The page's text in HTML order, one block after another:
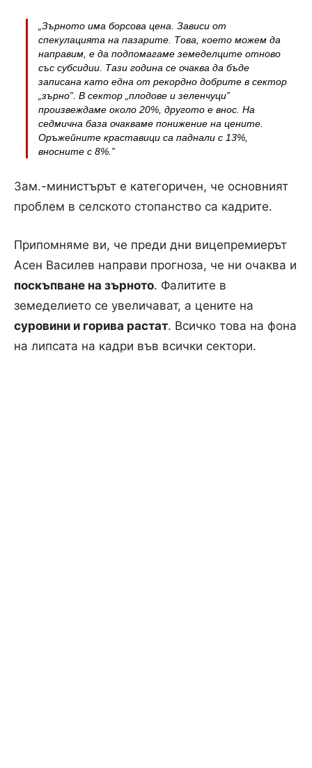
„Зърното има борсова цена. Зависи от
спекулацията на пазарите. Това, което можем да
направим, е да подпомагаме земеделците отново
със субсидии. Тази година се очаква да бъде
записана като една от рекордно добрите в сектор
„зърно”. В сектор „плодове и зеленчуци”
произвеждаме около 20%, другото е внос. На
седмична база очакваме понижение на цените.
Оръжейните краставици са паднали с 13%,
вносните с 8%.”
Зам.-министърът е категоричен, че основният
проблем в селското стопанство са кадрите.
Припомняме ви, че преди дни вицепремиерът
Асен Василев направи прогноза, че ни очаква и
поскъпване на зърното. Фалитите в
земеделието се увеличават, а цените на
суровини и горива растат. Всичко това на фона
на липсата на кадри във всички сектори.